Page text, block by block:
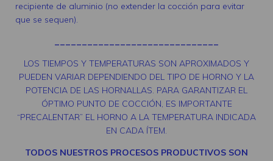
recipiente de aluminio (no extender la cocción para evitar
que se sequen).
LOS TIEMPOS Y TEMPERATURAS SON APROXIMADOS Y
PUEDEN VARIAR DEPENDIENDO DEL TIPO DE HORNO Y LA
POTENCIA DE LAS HORNALLAS. PARA GARANTIZAR EL
ÓPTIMO PUNTO DE COCCIÓN, ES IMPORTANTE
“PRECALENTAR” EL HORNO A LA TEMPERATURA INDICADA
EN CADA ÍTEM.
TODOS NUESTROS PROCESOS PRODUCTIVOS SON